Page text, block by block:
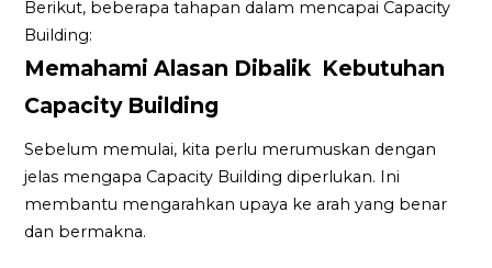
Berikut, beberapa tahapan dalam mencapai Capacity
Building:
Memahami Alasan Dibalik Kebutuhan
Capacity Building
Sebelum memulai, kita perlu merumuskan dengan
jelas mengapa Capacity Building diperlukan. Ini
membantu mengarahkan upaya ke arah yang benar
dan bermakna.